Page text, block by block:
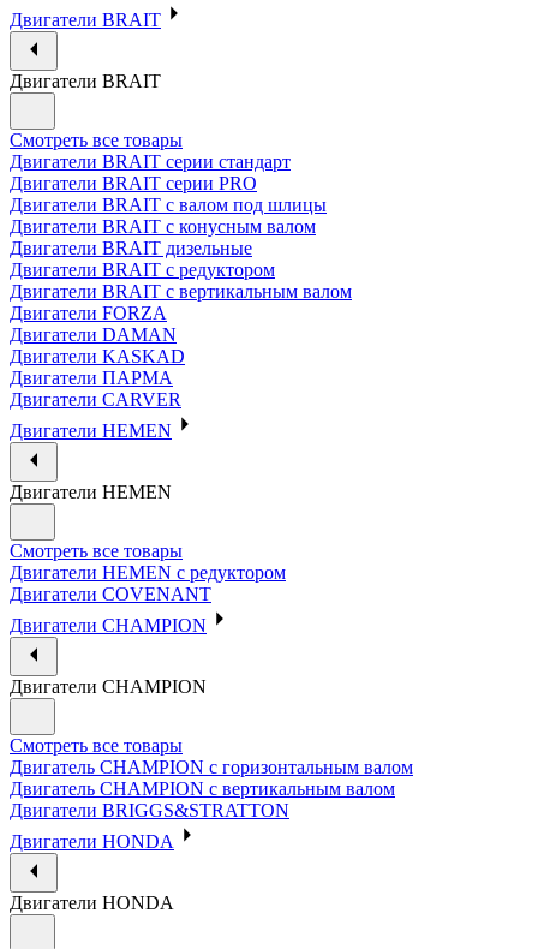
Двигатели BRAIT
Двигатели BRAIT
Смотреть все товары
Двигатели BRAIT серии стандарт
Двигатели BRAIT серии PRO
Двигатели BRAIT с валом под шлицы
Двигатели BRAIT с конусным валом
Двигатели BRAIT дизельные
Двигатели BRAIT с редуктором
Двигатели BRAIT с вертикальным валом
Двигатели FORZA
Двигатели DAMAN
Двигатели KASKAD
Двигатели ПАРМА
Двигатели CARVER
Двигатели HEMEN
Двигатели HEMEN
Смотреть все товары
Двигатели HEMEN с редуктором
Двигатели COVENANT
Двигатели CHAMPION
Двигатели CHAMPION
Смотреть все товары
Двигатель CHAMPION с горизонтальным валом
Двигатель CHAMPION с вертикальным валом
Двигатели BRIGGS&STRATTON
Двигатели HONDA
Двигатели HONDA